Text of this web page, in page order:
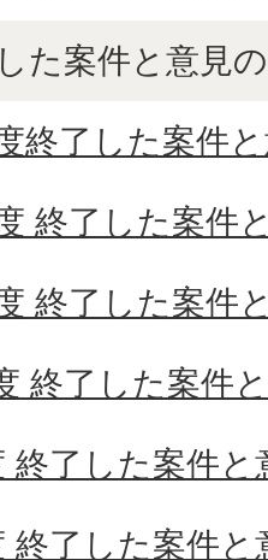
た案件と意見
終了した案件
終了した案件
終了した案件
終了した案件
終了した案件と
終了した案件と